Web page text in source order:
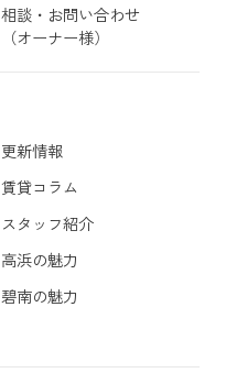
相談・お問い合わせ
（オーナー様）
更新情報
賃貸コラム
スタッフ紹介
高浜の魅力
碧南の魅力